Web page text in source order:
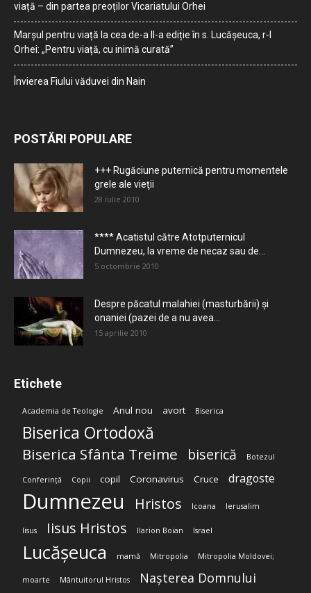
viață – din partea preoților Vicariatului Orhei
Marșul pentru viață la cea de-a II-a ediție în s. Lucășeuca, r-l
Orhei: „Pentru viață, cu inimă curată”
Învierea Fiului văduvei din Nain
POSTĂRI POPULARE
+++ Rugăciune puternică pentru momentele
grele ale vieţii
28 iulie 2010
**** Acatistul către Atotputernicul
Dumnezeu, la vreme de necaz sau de...
5 octombrie 2010
Despre păcatul malahiei (masturbării) şi
onaniei (pazei de a nu avea...
15 aprilie 2010
Etichete
Academia de Teologie Anul nou avort Biserica
Biserica Ortodoxă
Biserica Sfânta Treime biserică Botezul
Conferință Copii copil Coronavirus Cruce dragoste
Dumnezeu Hristos Icoana Ierusalim
Iisus Iisus Hristos Ilarion Boian Israel
Lucășeuca mamă Mitropolia Mitropolia Moldovei;
moarte Mântuitorul Hristos Nașterea Domnului